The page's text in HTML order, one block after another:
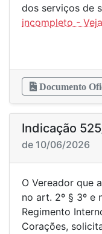
dos serviços de
Documento
Indicação
de 10/06/2026
O Vereador que
no art. 2º § 3º e
Regimento
Corações,